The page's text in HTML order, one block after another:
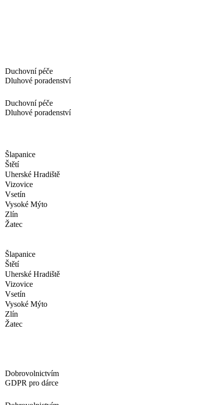
Duchovní péče
Dluhové poradenství
Duchovní péče
Dluhové poradenství
Šlapanice
Štětí
Uherské Hradiště
Vizovice
Vsetín
Vysoké Mýto
Zlín
Žatec
Šlapanice
Štětí
Uherské Hradiště
Vizovice
Vsetín
Vysoké Mýto
Zlín
Žatec
Dobrovolnictvím
GDPR pro dárce